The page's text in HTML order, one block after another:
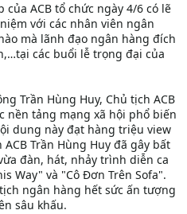
ACB tổ chức ngày 4/6 có lẽ
với các nhân viên ngân
mà lãnh đạo ngân hàng đích
các buổi lễ trọng đại của
Trần Hùng Huy, Chủ tịch ACB
nền tảng mạng xã hội phổ biến
dung này đạt hàng triệu view
Trần Hùng Huy đã gây bất
đàn, hát, nhảy trình diễn ca
Way" và "Cô Đơn Trên Sofa".
ngân hàng hết sức ấn tượng
sâu khấu.